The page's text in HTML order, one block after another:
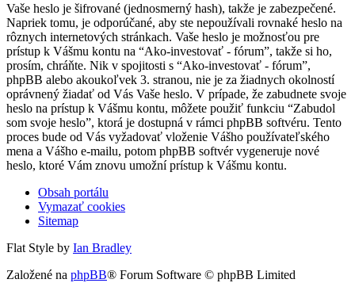
Vaše heslo je šifrované (jednosmerný hash), takže je zabezpečené.
Napriek tomu, je odporúčané, aby ste nepoužívali rovnaké heslo na
rôznych internetových stránkach. Vaše heslo je možnosťou pre
prístup k Vášmu kontu na “Ako-investovať - fórum”, takže si ho,
prosím, chráňte. Nik v spojitosti s “Ako-investovať - fórum”,
phpBB alebo akoukoľvek 3. stranou, nie je za žiadnych okolností
oprávnený žiadať od Vás Vaše heslo. V prípade, že zabudnete svoje
heslo na prístup k Vášmu kontu, môžete použiť funkciu “Zabudol
som svoje heslo”, ktorá je dostupná v rámci phpBB softvéru. Tento
proces bude od Vás vyžadovať vloženie Vášho používateľského
mena a Vášho e-mailu, potom phpBB softvér vygeneruje nové
heslo, ktoré Vám znovu umožní prístup k Vášmu kontu.
Obsah portálu
Vymazať cookies
Sitemap
Flat Style by Ian Bradley
Založené na phpBB® Forum Software © phpBB Limited